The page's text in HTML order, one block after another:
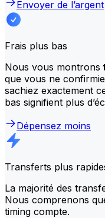
Envoyer de l’argent
Frais plus bas
Nous vous montrons
que vous ne
sachiez exactement
bas signifient plus
Dépensez moins
Transferts plus
La majorité des
Nous comprenons
timing compte.